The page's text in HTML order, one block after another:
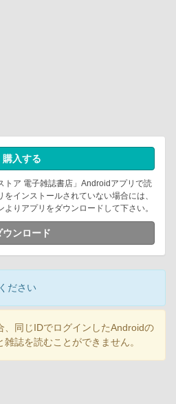
購入する
トア 電子雑誌書店」Androidアプリで読
インストールされていない場合には、
りアプリをダウンロードして下さい。
ウンロード
ださい
同じIDでログインしたAndroidの
誌を読むことができません。